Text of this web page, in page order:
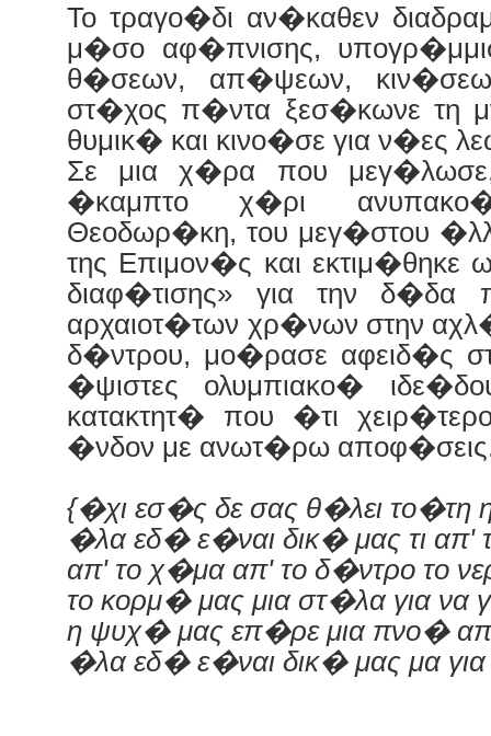
Το τραγο�δι αν�καθεν
μ�σο αφ�πνισης,
θ�σεων, απ�ψεων,
στ�χος π�ντα ξεσ�κωνε τη
θυμικ� και κινο�σε για ν�ες
Σε μια χ�ρα που
�καμπτο χ�ρι
Θεοδωρ�κη, του μεγ�στου
της Επιμον�ς και εκτιμ�θηκε
διαφ�τισης» για την δ�δα
αρχαιοτ�των χρ�νων στην
δ�ντρου, μο�ρασε αφειδ�ς
�ψιστες ολυμπιακο�
κατακτητ� που �τι
�νδον με ανωτ�ρω
{�χι εσ�ς δε σας θ�λει το�τη
�λα εδ� ε�ναι δικ� μας τι απ'
απ' το χ�μα απ' το δ�ντρο το
το κορμ� μας μια στ�λα για να
η ψυχ� μας επ�ρε μια πνο�
�λα εδ� ε�ναι δικ� μας μα